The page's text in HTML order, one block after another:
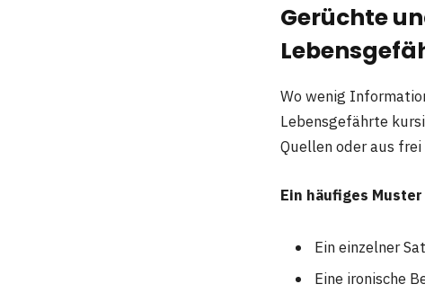
Gerüchte
Wo wenig
Lebensgefährte
Quellen oder aus
Ein häufiges
Ein einzelner
Eine ironische